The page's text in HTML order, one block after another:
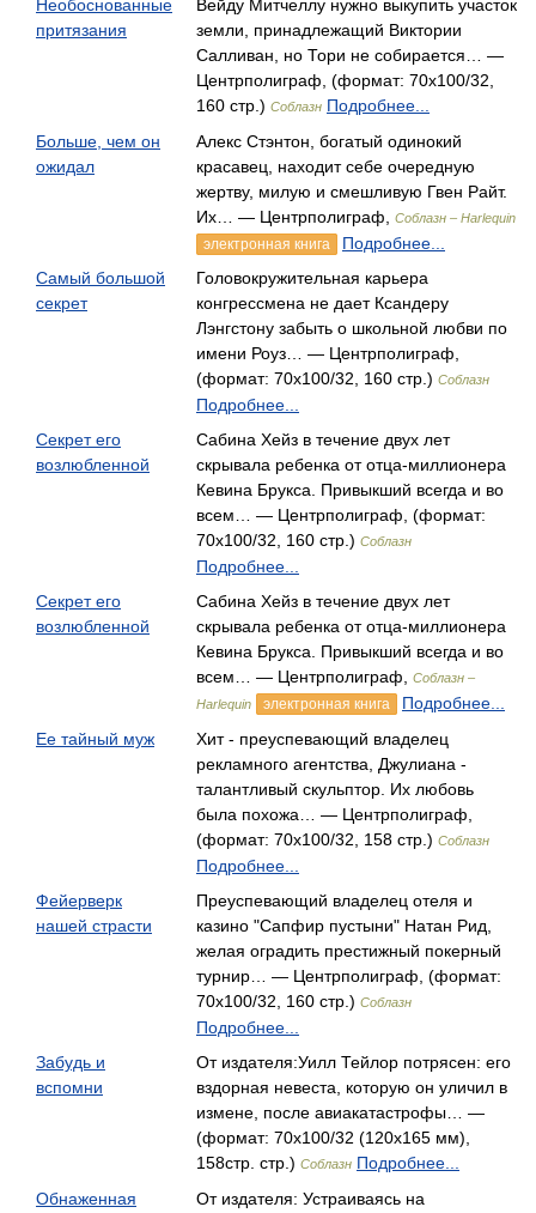
Необоснованные
притязания
Вейду Митчеллу нужно выкупить участок
земли, принадлежащий Виктории
Салливан, но Тори не собирается… —
Центрполиграф, (формат: 70x100/32,
160 стр.) Соблазн Подробнее...
Больше, чем он
ожидал
Алекс Стэнтон, богатый одинокий
красавец, находит себе очередную
жертву, милую и смешливую Гвен Райт.
Их… — Центрполиграф,
Соблазн – Harlequin
электронная книга
Подробнее...
Самый большой
секрет
Головокружительная карьера
конгрессмена не дает Ксандеру
Лэнгстону забыть о школьной любви по
имени Роуз… — Центрполиграф,
(формат: 70x100/32, 160 стр.) Соблазн
Подробнее...
Секрет его
возлюбленной
Сабина Хейз в течение двух лет
скрывала ребенка от отца-миллионера
Кевина Брукса. Привыкший всегда и во
всем… — Центрполиграф, (формат:
70x100/32, 160 стр.) Соблазн
Подробнее...
Секрет его
возлюбленной
Сабина Хейз в течение двух лет
скрывала ребенка от отца-миллионера
Кевина Брукса. Привыкший всегда и во
всем… — Центрполиграф,
Соблазн –
Harlequin
электронная книга
Подробнее...
Ее тайный муж
Хит - преуспевающий владелец
рекламного агентства, Джулиана -
талантливый скульптор. Их любовь
была похожа… — Центрполиграф,
(формат: 70x100/32, 158 стр.) Соблазн
Подробнее...
Фейерверк
нашей страсти
Преуспевающий владелец отеля и
казино "Сапфир пустыни" Натан Рид,
желая оградить престижный покерный
турнир… — Центрполиграф, (формат:
70x100/32, 160 стр.) Соблазн
Подробнее...
Забудь и
вспомни
От издателя:Уилл Тейлор потрясен: его
вздорная невеста, которую он уличил в
измене, после авиакатастрофы… —
(формат: 70x100/32 (120х165 мм),
158стр. стр.) Соблазн Подробнее...
Обнаженная
От издателя: Устраиваясь на